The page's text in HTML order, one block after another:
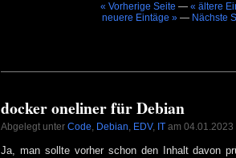
« Vorherige Seite — « ältere
neuere Eintäge » — Nächste
docker oneliner für Debian
Abgelegt unter Code, Debian, EDV, IT am 04.01.2023
Ja, man sollte vorher schon den Inhalt davon